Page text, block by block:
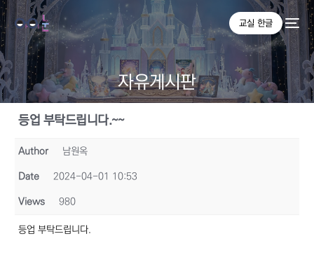
교실 한글
자유게시판
등업 부탁드립니다.~~
Author 남원옥
Date 2024-04-01 10:53
Views 980
등업 부탁드립니다.